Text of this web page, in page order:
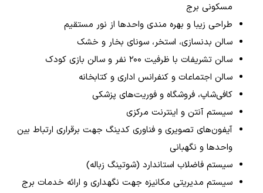
مسکونی برج
طراحی زیبا و بهره مندی واحدها از نور مستقیم
سالن بدنسازی، استخر، سونای بخار و خشک
سالن تشریفات با ظرفیت ۲۰۰ نفر و سالن بازی کودک
سالن اجتماعات و کنفرانس اداری و کتابخانه
کافی‌شاپ، فروشگاه و فوریت‌های پزشکی
سیستم آنتن و اینترنت مرکزی
آیفون‌های تصویری و فناوری کدینگ جهت برقراری ارتباط بین
واحدها و نگهبانی
سیستم فاضلاب استاندارد (شوتینگ زباله)
سیستم مدیریتی مکانیزه جهت نگهداری و ارائه خدمات برج